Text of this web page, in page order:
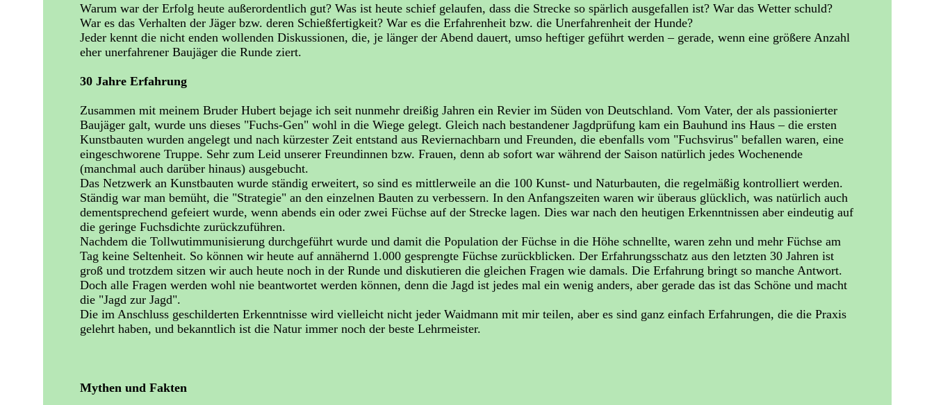
Warum war der Erfolg heute außerordentlich gut? Was ist heute schief gelaufen, dass die Strecke so spärlich ausgefallen ist? War das Wetter schuld?
War es das Verhalten der Jäger bzw. deren Schießfertigkeit? War es die Erfahrenheit bzw. die Unerfahrenheit der Hunde?
Jeder kennt die nicht enden wollenden Diskussionen, die, je länger der Abend dauert, umso heftiger geführt werden – gerade, wenn eine größere Anzahl
eher unerfahrener Baujäger die Runde ziert.
30 Jahre Erfahrung
Zusammen mit meinem Bruder Hubert bejage ich seit nunmehr dreißig Jahren ein Revier im Süden von Deutschland. Vom Vater, der als passionierter
Baujäger galt, wurde uns dieses "Fuchs-Gen" wohl in die Wiege gelegt. Gleich nach bestandener Jagdprüfung kam ein Bauhund ins Haus – die ersten
Kunstbauten wurden angelegt und nach kürzester Zeit entstand aus Reviernachbarn und Freunden, die ebenfalls vom "Fuchsvirus" befallen waren, eine
eingeschworene Truppe. Sehr zum Leid unserer Freundinnen bzw. Frauen, denn ab sofort war während der Saison natürlich jedes Wochenende
(manchmal auch darüber hinaus) ausgebucht.
Das Netzwerk an Kunstbauten wurde ständig erweitert, so sind es mittlerweile an die 100 Kunst- und Naturbauten, die regelmäßig kontrolliert werden.
Ständig war man bemüht, die "Strategie" an den einzelnen Bauten zu verbessern. In den Anfangszeiten waren wir überaus glücklich, was natürlich auch
dementsprechend gefeiert wurde, wenn abends ein oder zwei Füchse auf der Strecke lagen. Dies war nach den heutigen Erkenntnissen aber eindeutig auf
die geringe Fuchsdichte zurückzuführen.
Nachdem die Tollwutimmunisierung durchgeführt wurde und damit die Population der Füchse in die Höhe schnellte, waren zehn und mehr Füchse am
Tag keine Seltenheit. So können wir heute auf annähernd 1.000 gesprengte Füchse zurückblicken. Der Erfahrungsschatz aus den letzten 30 Jahren ist
groß und trotzdem sitzen wir auch heute noch in der Runde und diskutieren die gleichen Fragen wie damals. Die Erfahrung bringt so manche Antwort.
Doch alle Fragen werden wohl nie beantwortet werden können, denn die Jagd ist jedes mal ein wenig anders, aber gerade das ist das Schöne und macht
die "Jagd zur Jagd".
Die im Anschluss geschilderten Erkenntnisse wird vielleicht nicht jeder Waidmann mit mir teilen, aber es sind ganz einfach Erfahrungen, die die Praxis
gelehrt haben, und bekanntlich ist die Natur immer noch der beste Lehrmeister.
Mythen und Fakten